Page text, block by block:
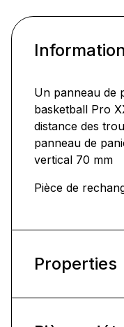
Un panneau de
basketball Pro
distance des
panneau de
vertical 70 mm
Pièce de
Properties